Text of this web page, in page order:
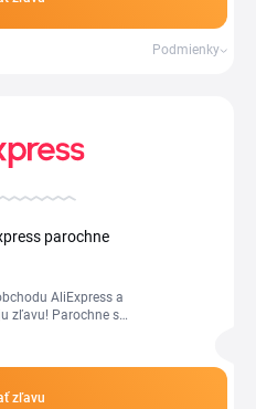
Podmienky
parochne
AliExpress a
zľavu! Parochne sú
zľavu